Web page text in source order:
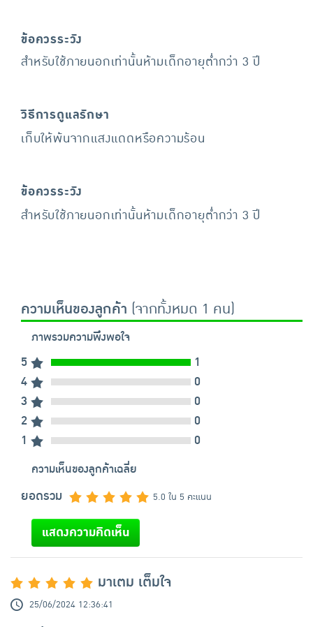
ข้อควรระวัง
สำหรับใช้ภายนอกเท่านั้นห้ามเด็กอายุต่ำกว่า 3 ปี
วิธีการดูแลรักษา
เก็บให้พ้นจากแสงแดดหรือความร้อน
ข้อควรระวัง
สำหรับใช้ภายนอกเท่านั้นห้ามเด็กอายุต่ำกว่า 3 ปี
ความเห็นของลูกค้า (จากทั้งหมด 1 คน)
ภาพรวมความพึงพอใจ
5
1
4
0
3
0
2
0
1
0
ความเห็นของลูกค้าเฉลี่ย
ยอดรวม 5.0 ใน 5 คะแนน
แสดงความคิดเห็น
มาเตม เต็มใจ
25/06/2024 12:36:41